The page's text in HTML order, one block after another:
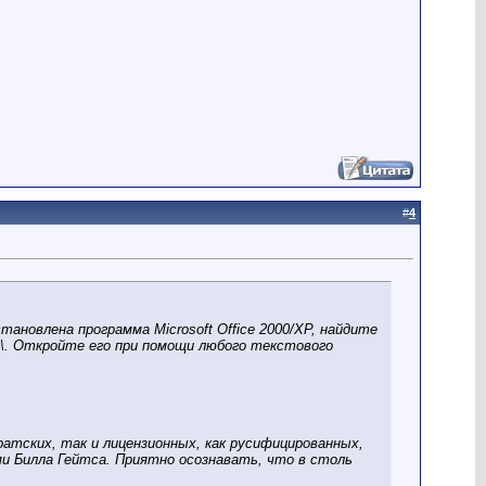
#4
программа Microsoft Office 2000/XP, найдите
Откройте его при помощи любого текстового
так и лицензионных, как русифицированных,
Билла Гейтса. Приятно осознавать, что в столь